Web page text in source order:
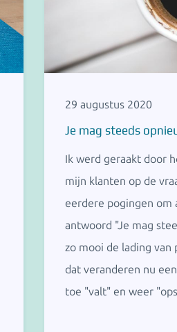
Je mag steeds
29 augustus 2020
Ik werd geraakt door
mijn klanten op de
eerdere pogingen om
antwoord "Je mag
zo mooi de lading
dat veranderen nu
toe "valt" en weer